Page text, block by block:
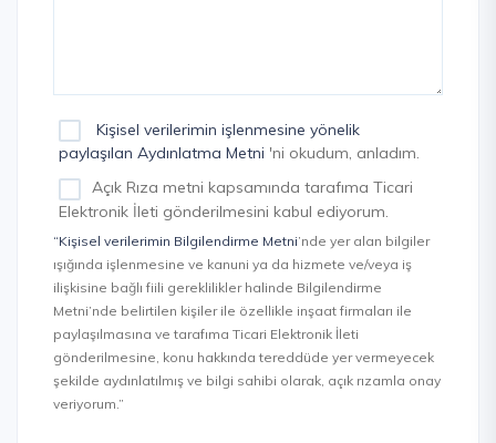
Kişisel verilerimin işlenmesine yönelik
paylaşılan Aydınlatma Metni 'ni okudum, anladım.
Açık Rıza metni kapsamında tarafıma Ticari
Elektronik İleti gönderilmesini kabul ediyorum.
“Kişisel verilerimin Bilgilendirme Metni’nde yer alan bilgiler
ışığında işlenmesine ve kanuni ya da hizmete ve/veya iş
ilişkisine bağlı fiili gereklilikler halinde Bilgilendirme
Metni’nde belirtilen kişiler ile özellikle inşaat firmaları ile
paylaşılmasına ve tarafıma Ticari Elektronik İleti
gönderilmesine, konu hakkında tereddüde yer vermeyecek
şekilde aydınlatılmış ve bilgi sahibi olarak, açık rızamla onay
veriyorum.”